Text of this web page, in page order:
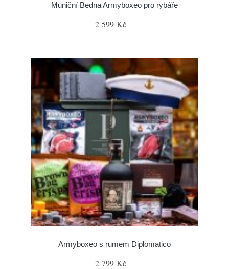
Muniční Bedna Armyboxeo pro rybáře
2 599 Kč
Armyboxeo s rumem Diplomatico
2 799 Kč